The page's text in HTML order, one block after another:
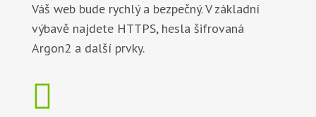
Váš web bude rychlý a bezpečný. V základní
výbavě najdete HTTPS, hesla šifrovaná
Argon2 a další prvky.
